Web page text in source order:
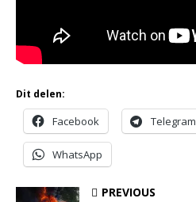
Dit delen:
Facebook Telegram
WhatsApp
PREVIOUS